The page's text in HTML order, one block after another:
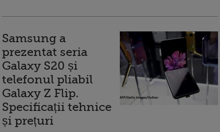
Samsung a
prezentat seria
Galaxy S20 și
telefonul pliabil
Galaxy Z Flip.
Specificații tehnice
și prețuri